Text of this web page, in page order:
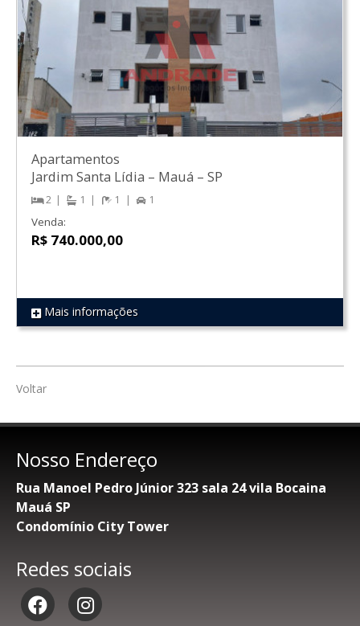
REF 634
Apartamentos
Jardim Santa Lídia – Mauá – SP
2 1 1 1
Venda:
R$ 740.000,00
Mais informações
Voltar
Nosso Endereço
Rua Manoel Pedro Júnior 323 sala 24 vila Bocaina
Mauá SP
Condomínio City Tower
Redes sociais